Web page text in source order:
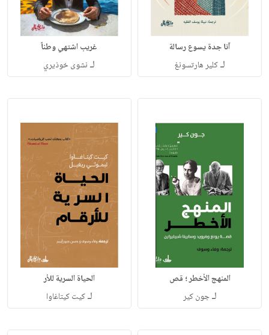
آنا جدة يسوع رسالة
لـكلير هارتسونغ
غريب اشتهي وطناً
لـ نشوى خوذيري
المنهج الأخطر ؛ قص
لـجون كير
الحياة السرية للأر
لـكيت كيتاغاوا